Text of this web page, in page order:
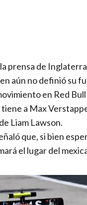
prensa de
aún no definió su
en Red
a Max
Liam Lawson.
que, si bien
el lugar del